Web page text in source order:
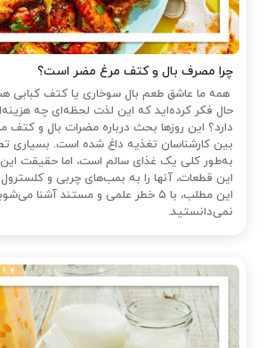
چرا مصرف بال و کتف مرغ مضر است؟
همه ما عاشق طعم بال سوخاری یا کتف کبابی
حال فکر کرده‌اید که این لذت لحظه‌ای چه
دارد؟ این روزها بحث درباره مضرات بال و کتف
بین کارشناسان تغذیه داغ شده است. بسیاری
به‌طور کلی یک غذای سالم است، اما حقیقت
این قطعات، آنها را به بمب‌های چربی و
این مطلب، با ۵ خطر علمی و مستند آشنا
نمی‌دانستید.